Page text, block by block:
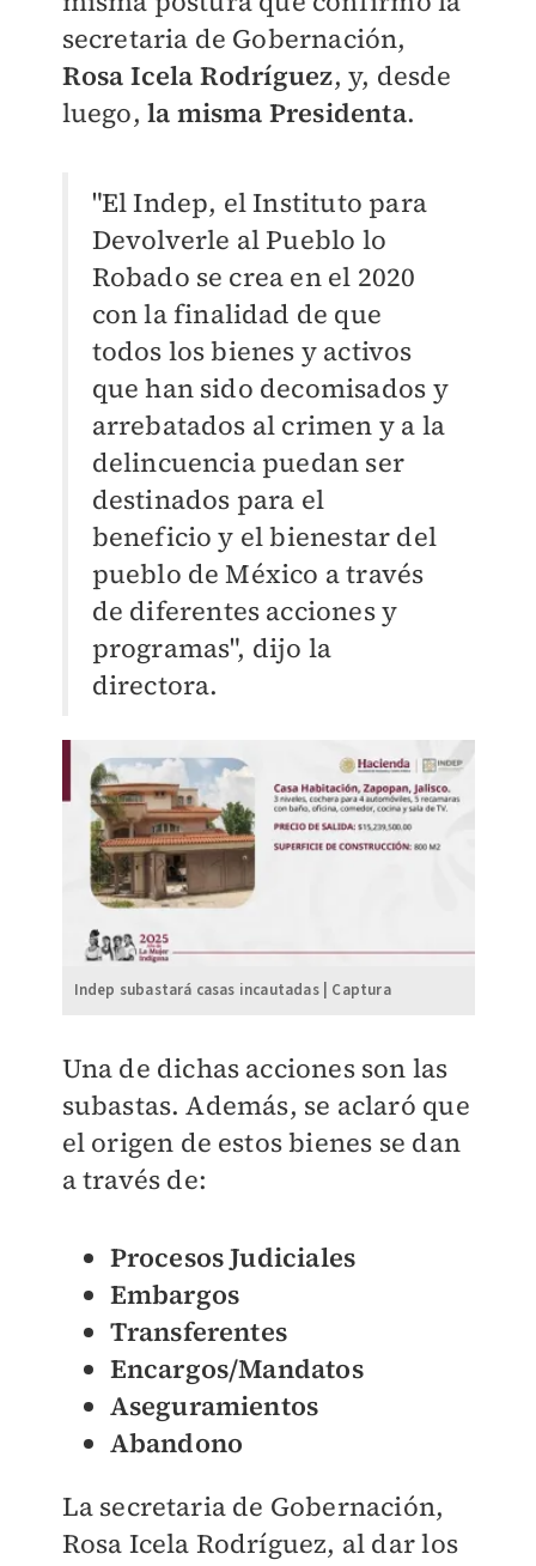
secretaria de Gobernación,
Rosa Icela Rodríguez, y, desde
luego, la misma Presidenta.
"El Indep, el Instituto para
Devolverle al Pueblo lo
Robado se crea en el 2020
con la finalidad de que
todos los bienes y activos
que han sido decomisados y
arrebatados al crimen y a la
delincuencia puedan ser
destinados para el
beneficio y el bienestar del
pueblo de México a través
de diferentes acciones y
programas", dijo la
directora.
Indep subastará casas incautadas | Captura
Una de dichas acciones son las
subastas. Además, se aclaró que
el origen de estos bienes se dan
a través de:
Procesos Judiciales
Embargos
Transferentes
Encargos/Mandatos
Aseguramientos
Abandono
La secretaria de Gobernación,
Rosa Icela Rodríguez, al dar los